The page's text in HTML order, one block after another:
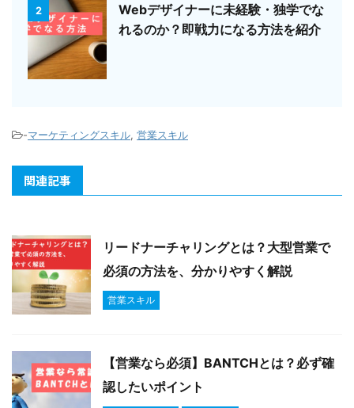
2
Webデザイナーに未経験・独学でな
れるのか？即戦力になる方法を紹介
-マーケティングスキル, 営業スキル
関連記事
リードナーチャリングとは？大型営業で
必須の方法を、分かりやすく解説
営業スキル
【営業なら必須】BANTCHとは？必ず確
認したいポイント